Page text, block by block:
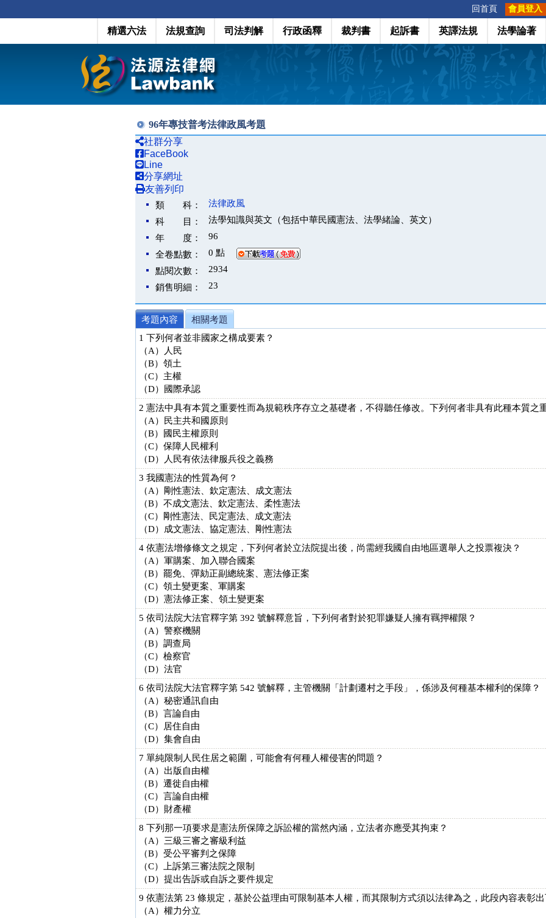
回首頁 會員登入
精選六法 法規查詢 司法判解 行政函釋 裁判書 起訴書 英譯法規 法學論著
96年專技普考法律政風考題
社群分享
FaceBook
Line
分享網址
友善列印
類 科：
法律政風
科 目：
法學知識與英文（包括中華民國憲法、法學緒論、英文）
年 度：
96
全卷點數：
0 點
點閱次數：
2934
銷售明細：
23
考題內容
相關考題
1 下列何者並非國家之構成要素？
（A）人民
（B）領土
（C）主權
（D）國際承認
2 憲法中具有本質之重要性而為規範秩序存立之基礎者，不得聽任修改。下列何者非具有此種本質之
（A）民主共和國原則
（B）國民主權原則
（C）保障人民權利
（D）人民有依法律服兵役之義務
3 我國憲法的性質為何？
（A）剛性憲法、欽定憲法、成文憲法
（B）不成文憲法、欽定憲法、柔性憲法
（C）剛性憲法、民定憲法、成文憲法
（D）成文憲法、協定憲法、剛性憲法
4 依憲法增修條文之規定，下列何者於立法院提出後，尚需經我國自由地區選舉人之投票複決？
（A）軍購案、加入聯合國案
（B）罷免、彈劾正副總統案、憲法修正案
（C）領土變更案、軍購案
（D）憲法修正案、領土變更案
5 依司法院大法官釋字第 392 號解釋意旨，下列何者對於犯罪嫌疑人擁有羈押權限？
（A）警察機關
（B）調查局
（C）檢察官
（D）法官
6 依司法院大法官釋字第 542 號解釋，主管機關「計劃遷村之手段」，係涉及何種基本權利的保障？
（A）秘密通訊自由
（B）言論自由
（C）居住自由
（D）集會自由
7 單純限制人民住居之範圍，可能會有何種人權侵害的問題？
（A）出版自由權
（B）遷徙自由權
（C）言論自由權
（D）財產權
8 下列那一項要求是憲法所保障之訴訟權的當然內涵，立法者亦應受其拘束？
（A）三級三審之審級利益
（B）受公平審判之保障
（C）上訴第三審法院之限制
（D）提出告訴或自訴之要件規定
9 依憲法第 23 條規定，基於公益理由可限制基本人權，而其限制方式須以法律為之，此段內容表彰
（A）權力分立